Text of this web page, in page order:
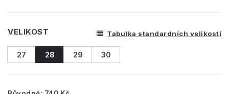
VELIKOST Tabulka standardních velikostí
27 28 29 30